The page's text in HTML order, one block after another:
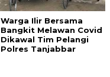
Warga Ilir Bersama
Bangkit Melawan Covid
Dikawal Tim Pelangi
Polres Tanjabbar